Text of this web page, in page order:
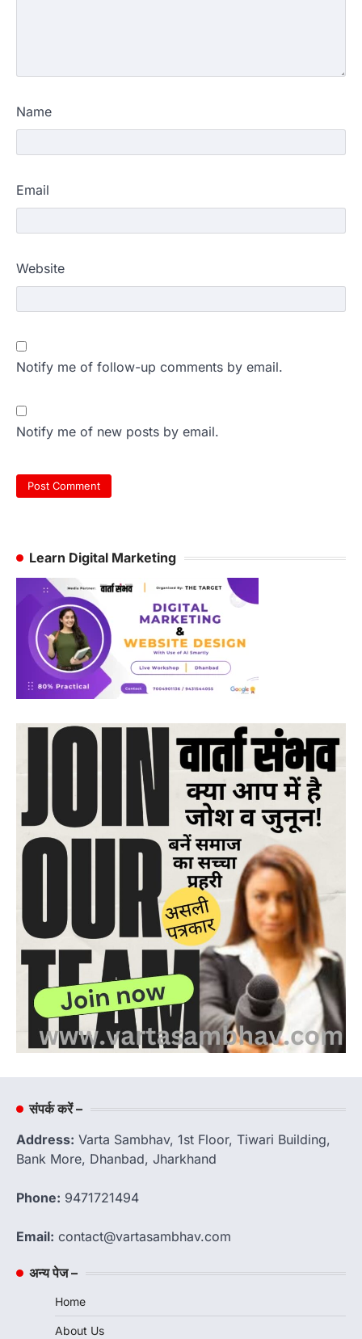
Name
Email
Website
Notify me of follow-up comments by email.
Notify me of new posts by email.
Learn Digital Marketing
संपर्क करें –
Address: Varta Sambhav, 1st Floor, Tiwari Building,
Bank More, Dhanbad, Jharkhand
Phone: 9471721494
Email: contact@vartasambhav.com
अन्य पेज –
Home
About Us